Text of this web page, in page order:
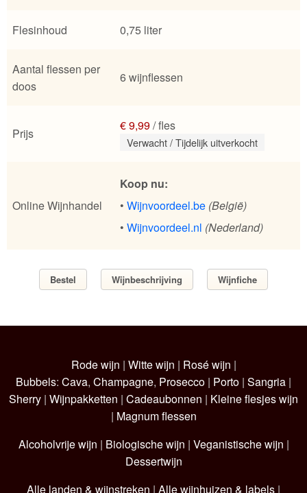
Flesinhoud 0,75 liter
Aantal flessen per
doos
6 wijnflessen
Prijs
€ 9,99/ fles
Verwacht / Tijdelijk uitverkocht
Online Wijnhandel
Koop nu:
• Wijnvoordeel.be (België)
• Wijnvoordeel.nl (Nederland)
Bestel Wijnbeschrijving Wijnfiche
Rode wijn | Witte wijn | Rosé wijn |
Bubbels: Cava, Champagne, Prosecco | Porto | Sangria |
Sherry | Wijnpakketten | Cadeaubonnen | Kleine flesjes wijn
| Magnum flessen
Alcoholvrije wijn | Biologische wijn | Veganistische wijn |
Dessertwijn
Alle landen & wijnstreken | Alle wijnhuizen & labels |